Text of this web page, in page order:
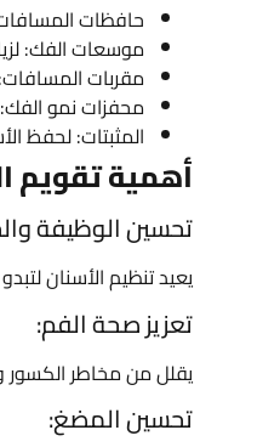
حافظات
موسعات الفك:
مقربات
محفزات نمو الفك:
المثبتات: لحفظ
أهمية تقويم
تحسين الوظيفة
يعيد تنظيم الأسنان
تعزيز صحة الفم:
يقلل من مخاطر الكسور
تحسين المضغ: